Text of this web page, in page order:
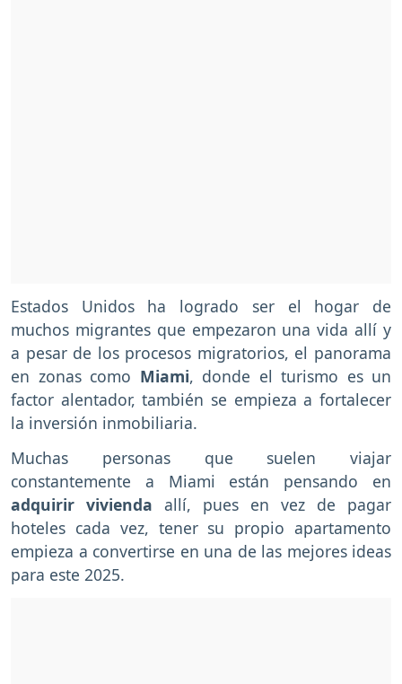
Estados Unidos ha logrado ser el hogar de
muchos migrantes que empezaron una vida allí y
a pesar de los procesos migratorios, el panorama
en zonas como Miami, donde el turismo es un
factor alentador, también se empieza a fortalecer
la inversión inmobiliaria.
Muchas personas que suelen viajar
constantemente a Miami están pensando en
adquirir vivienda allí, pues en vez de pagar
hoteles cada vez, tener su propio apartamento
empieza a convertirse en una de las mejores ideas
para este 2025.